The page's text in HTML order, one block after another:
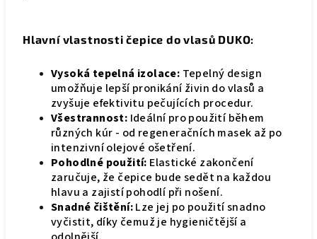
Hlavní vlastnosti čepice do vlasů DUKO:
Vysoká tepelná izolace: Tepelný design
umožňuje lepší pronikání živin do vlasů a
zvyšuje efektivitu pečujících procedur.
Všestrannost: Ideální pro použití během
různých kúr - od regeneračních masek až po
intenzivní olejové ošetření.
Pohodlné použití: Elastické zakončení
zaručuje, že čepice bude sedět na každou
hlavu a zajistí pohodlí při nošení.
Snadné čištění:Lze jej po použití snadno
vyčistit, díky čemuž je hygieničtější a